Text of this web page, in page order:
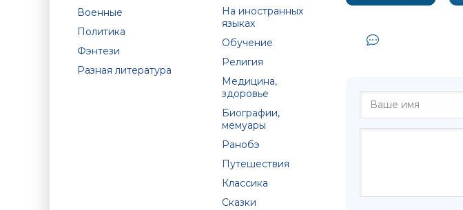
Военные
Политика
Фэнтези
Разная литература
На иностранных
языках
Обучение
Религия
Медицина,
здоровье
Биографии,
мемуары
Ранобэ
Путешествия
Классика
Сказки